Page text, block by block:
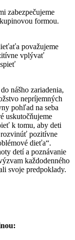
zabezpečujeme
formou.
považujeme
vplývať
a prispieť
nášho zariadenia,
nepríjemných
pohľad na seba
uskutočňujeme
k tomu, aby deti
rozvinúť pozitívne
dieťa“.
detí a poznávanie
každodenného
svoje predpoklady.